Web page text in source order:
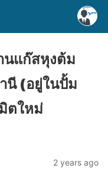
นแก๊สหุงต้ม
นี (อยู่ในปั้ม
ตใหม่
2 years ago